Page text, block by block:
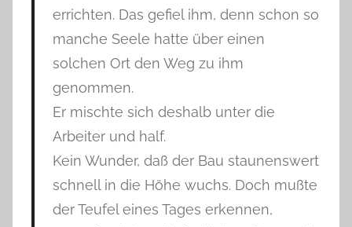
errichten. Das gefiel ihm, denn schon so
manche Seele hatte über einen
solchen Ort den Weg zu ihm
genommen.
Er mischte sich deshalb unter die
Arbeiter und half.
Kein Wunder, daß der Bau staunenswert
schnell in die Höhe wuchs. Doch mußte
der Teufel eines Tages erkennen,